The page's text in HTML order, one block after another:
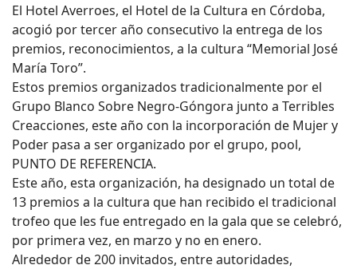
El Hotel Averroes, el Hotel de la Cultura en Córdoba,
acogió por tercer año consecutivo la entrega de los
premios, reconocimientos, a la cultura “Memorial José
María Toro”.
Estos premios organizados tradicionalmente por el
Grupo Blanco Sobre Negro-Góngora junto a Terribles
Creacciones, este año con la incorporación de Mujer y
Poder pasa a ser organizado por el grupo, pool,
PUNTO DE REFERENCIA.
Este año, esta organización, ha designado un total de
13 premios a la cultura que han recibido el tradicional
trofeo que les fue entregado en la gala que se celebró,
por primera vez, en marzo y no en enero.
Alrededor de 200 invitados, entre autoridades,